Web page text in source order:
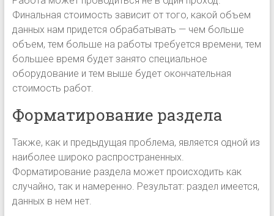
Финальная стоимость зависит от того, какой объем
данных нам придется обрабатывать — чем больше
объем, тем больше на работы требуется времени, тем
большее время будет занято специальное
оборудование и тем выше будет окончательная
стоимость работ.
Форматирование раздела
Также, как и предыдущая проблема, является одной из
наиболее широко распространенных.
Форматирование раздела может происходить как
случайно, так и намеренно. Результат: раздел имеется,
данных в нем нет.